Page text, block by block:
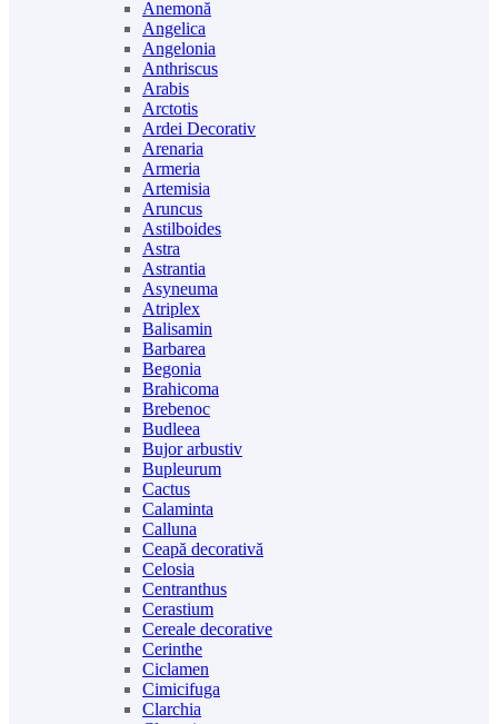
Anemonă
Angelica
Angelonia
Anthriscus
Arabis
Arctotis
Ardei Decorativ
Arenaria
Armeria
Artemisia
Aruncus
Astilboides
Astra
Astrantia
Asyneuma
Atriplex
Balisamin
Barbarea
Begonia
Brahicoma
Brebenoc
Budleea
Bujor arbustiv
Bupleurum
Cactus
Calaminta
Calluna
Ceapă decorativă
Celosia
Centranthus
Cerastium
Cereale decorative
Cerinthe
Ciclamen
Cimicifuga
Clarchia